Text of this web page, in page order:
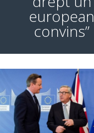
european
convins”